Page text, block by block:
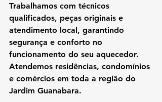
Trabalhamos com técnicos
qualificados, peças originais e
atendimento local, garantindo
segurança e conforto no
funcionamento do seu aquecedor.
Atendemos residências, condomínios
e comércios em toda a região do
Jardim Guanabara.